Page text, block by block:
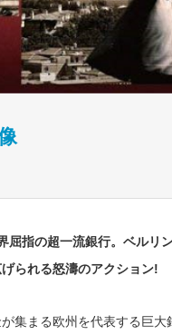
屈指の超一流銀行。ベルリ
られる怒濤のアクション!
集まる欧州を代表する巨